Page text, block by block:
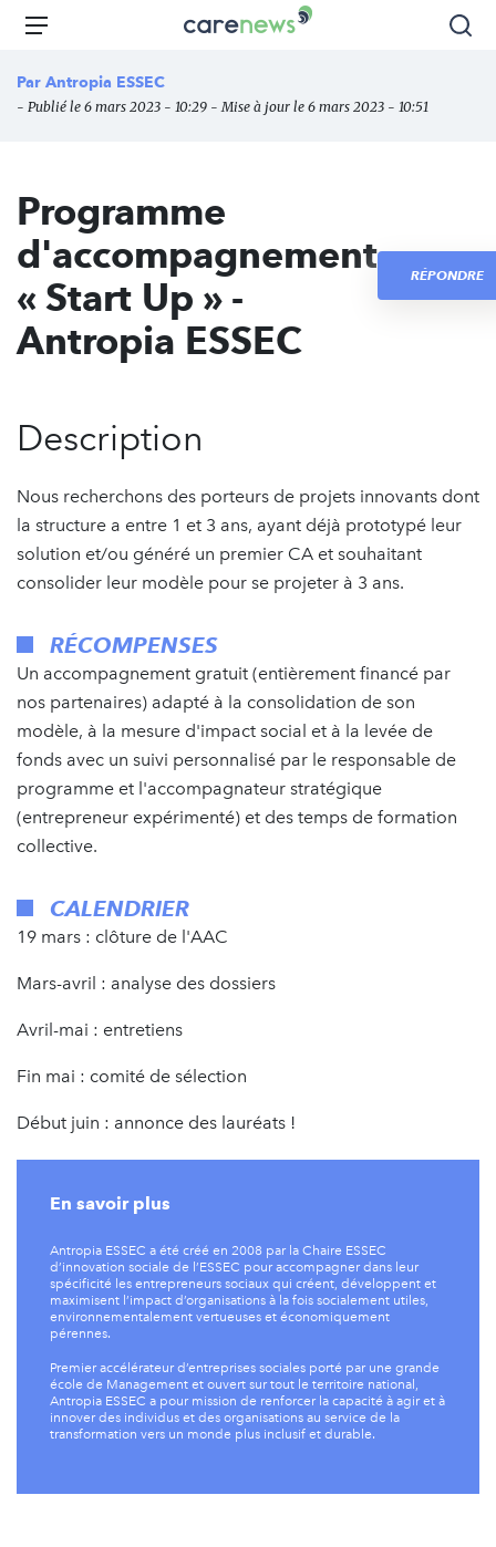
Aller
principal
Carenews,
des
Menu
Par Antropia ESSEC
- Publié le 6 mars 2023 - 10:29 - Mise à jour le 6 mars 2023 - 10:51
Programme
d'accompagnement
« Start Up » -
Antropia ESSEC
RÉPONDRE
Description
Nous recherchons des porteurs de projets innovants dont
la structure a entre 1 et 3 ans, ayant déjà prototypé leur
solution et/ou généré un premier CA et souhaitant
consolider leur modèle pour se projeter à 3 ans.
RÉCOMPENSES
Un accompagnement gratuit (entièrement financé par
nos partenaires) adapté à la consolidation de son
modèle, à la mesure d'impact social et à la levée de
fonds avec un suivi personnalisé par le responsable de
programme et l'accompagnateur stratégique
(entrepreneur expérimenté) et des temps de formation
collective.
CALENDRIER
19 mars : clôture de l'AAC
Mars-avril : analyse des dossiers
Avril-mai : entretiens
Fin mai : comité de sélection
Début juin : annonce des lauréats !
En savoir plus
Antropia ESSEC a été créé en 2008 par la Chaire ESSEC
d’innovation sociale de l’ESSEC pour accompagner dans leur
spécificité les entrepreneurs sociaux qui créent, développent et
maximisent l’impact d’organisations à la fois socialement utiles,
environnementalement vertueuses et économiquement
pérennes.
Premier accélérateur d’entreprises sociales porté par une grande
école de Management et ouvert sur tout le territoire national,
Antropia ESSEC a pour mission de renforcer la capacité à agir et à
innover des individus et des organisations au service de la
transformation vers un monde plus inclusif et durable.